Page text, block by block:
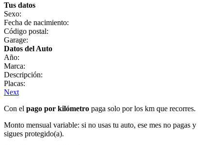
Tus datos
Sexo:
Fecha de nacimiento:
Código postal:
Garage:
Datos del Auto
Año:
Marca:
Descripción:
Placas:
Next
Con el pago por kilómetro paga solo por los km que recorres.
Monto mensual variable: si no usas tu auto, ese mes no pagas y
sigues protegido(a).